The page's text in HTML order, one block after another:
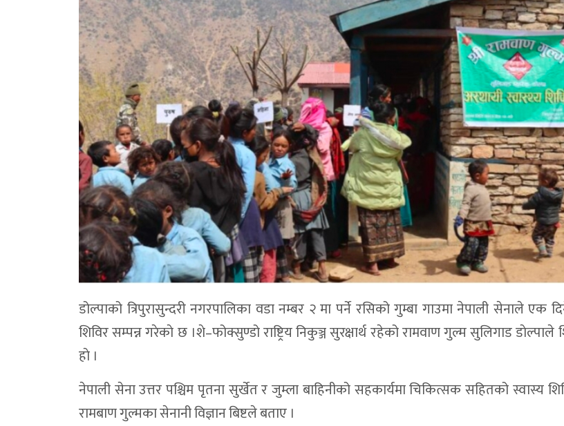
डोल्पाको त्रिपुरासुन्दरी नगरपालिका वडा नम्बर २ मा पर्ने रसिको गुम्बा गाउमा नेपाली सेनाले एक
शिविर सम्पन्न गरेकाे छ ।शे–फोक्सुण्डो राष्ट्रिय निकुञ्ज सुरक्षार्थ रहेको रामवाण गुल्म सुलिगाड डाेल्पाले
हाे ।
नेपाली सेना उत्तर पश्चिम पृतना सुर्खेत र जुम्ला बाहिनीको सहकार्यमा चिकित्सक सहितको स्वास्य
रामबाण गुल्मका सेनानी विज्ञान बिष्टले बताए ।